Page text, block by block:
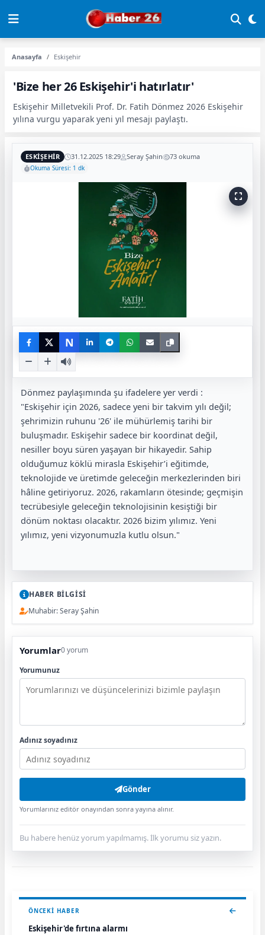
Anasayfa Eskişehir
'Bize her 26 Eskişehir'i hatırlatır'
Eskişehir Milletvekili Prof. Dr. Fatih Dönmez 2026 Eskişehir
yılına vurgu yaparak yeni yıl mesajı paylaştı.
ESKIŞEHIR 31.12.2025 18:29 Seray Şahin 73 okuma
Okuma Süresi: 1 dk
N
Dönmez paylaşımında şu ifadelere yer verdi :
"Eskişehir için 2026, sadece yeni bir takvim yılı değil;
şehrimizin ruhunu '26' ile mühürlemiş tarihi bir
buluşmadır. Eskişehir sadece bir koordinat değil,
nesiller boyu süren yaşayan bir hikayedir. Sahip
olduğumuz köklü mirasla Eskişehir’i eğitimde,
teknolojide ve üretimde geleceğin merkezlerinden biri
hâline getiriyoruz. 2026, rakamların ötesinde; geçmişin
tecrübesiyle geleceğin teknolojisinin kesiştiği bir
dönüm noktası olacaktır. 2026 bizim yılımız. Yeni
yılımız, yeni vizyonumuzla kutlu olsun."
HABER BİLGİSİ
Muhabir: Seray Şahin
Yorumlar0 yorum
Yorumunuz
Adınız soyadınız
Gönder
Yorumlarınız editör onayından sonra yayına alınır.
Bu habere henüz yorum yapılmamış. İlk yorumu siz yazın.
ÖNCEKI HABER
Eskişehir'de fırtına alarmı